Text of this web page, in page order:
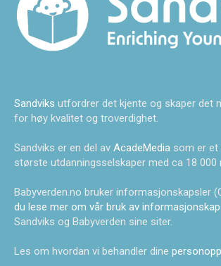
Sandviks utfordrer det kjente og skaper det
for høy kvalitet og troverdighet.
Sandviks er en del av AcadeMedia som er et
største utdanningsselskaper med ca 18 000
Babyverden.no bruker informasjonskapsler
du lese mer om vår bruk av
Sandviks og Babyverden sine siter.
Les om hvordan vi behandler dine